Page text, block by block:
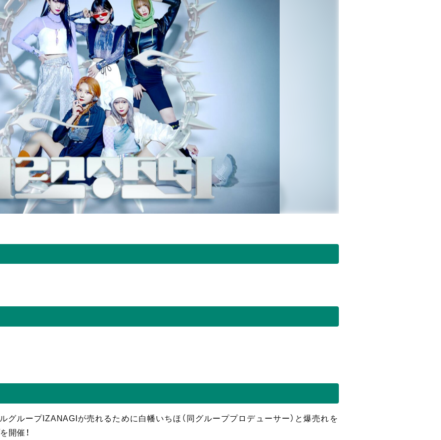
グループIZANAGIが売れるために白幡いちほ（同グループプロデューサー）と爆売れを
開催！